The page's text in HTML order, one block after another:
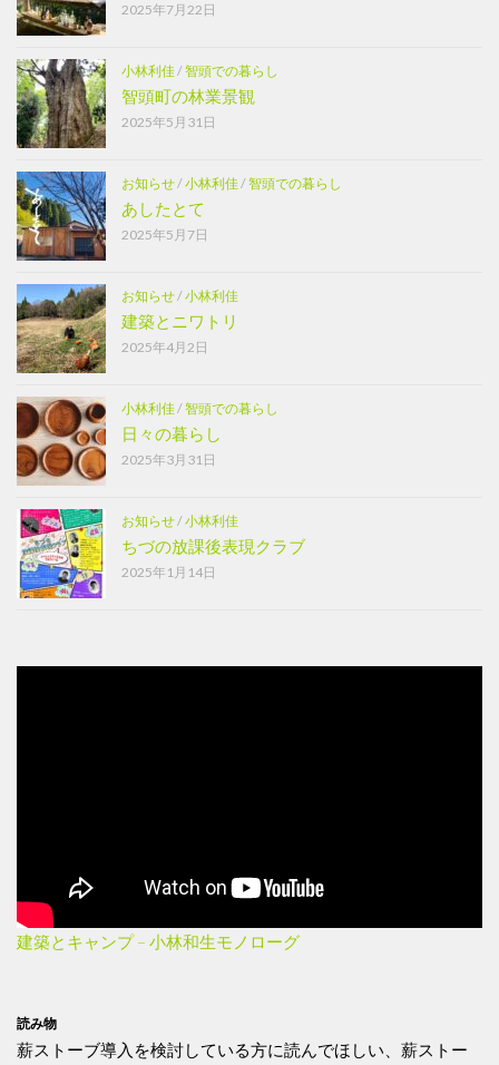
2025年7月22日
小林利佳/智頭での暮らし
智頭町の林業景観
2025年5月31日
お知らせ/小林利佳/智頭での暮らし
あしたとて
2025年5月7日
お知らせ/小林利佳
建築とニワトリ
2025年4月2日
小林利佳/智頭での暮らし
日々の暮らし
2025年3月31日
お知らせ/小林利佳
ちづの放課後表現クラブ
2025年1月14日
建築とキャンプ – 小林和生モノローグ
読み物
薪ストーブ導入を検討している方に読んでほしい、薪ストー